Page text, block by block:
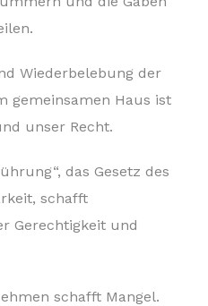
Wiederbelebung der
gemeinsamen Haus ist
unser Recht.
das Gesetz des
schafft
Gerechtigkeit und
schafft Mangel.